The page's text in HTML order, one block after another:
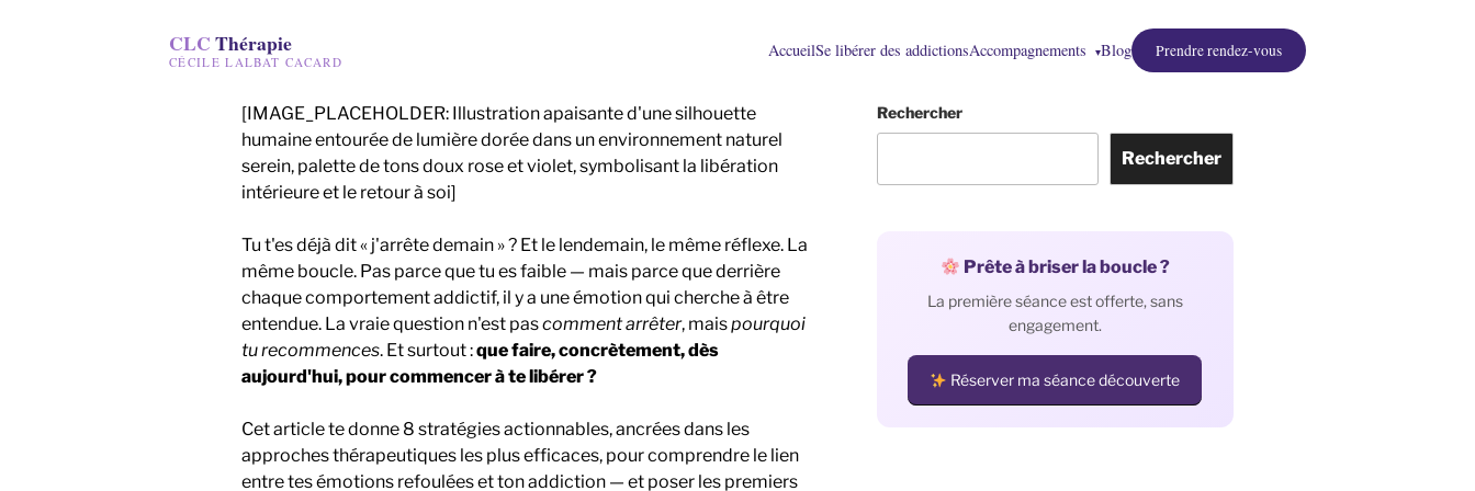
CLCThérapie
CÉCILE LALBAT CACARD
AccueilSe libérer des addictionsAccompagnements ▾Blog Prendre rendez-vous
[IMAGE_PLACEHOLDER: Illustration apaisante d'une silhouette
humaine entourée de lumière dorée dans un environnement naturel
serein, palette de tons doux rose et violet, symbolisant la libération
intérieure et le retour à soi]
Tu t'es déjà dit « j'arrête demain » ? Et le lendemain, le même réflexe. La
même boucle. Pas parce que tu es faible — mais parce que derrière
chaque comportement addictif, il y a une émotion qui cherche à être
entendue. La vraie question n'est pascomment arrêter, maispourquoi
tu recommences. Et surtout :que faire, concrètement, dès
aujourd'hui, pour commencer à te libérer ?
Cet article te donne 8 stratégies actionnables, ancrées dans les
approches thérapeutiques les plus efficaces, pour comprendre le lien
entre tes émotions refoulées et ton addiction — et poser les premiers
Rechercher
Rechercher
Prête à briser la boucle ?
La première séance est offerte, sans
engagement.
Réserver ma séance découverte